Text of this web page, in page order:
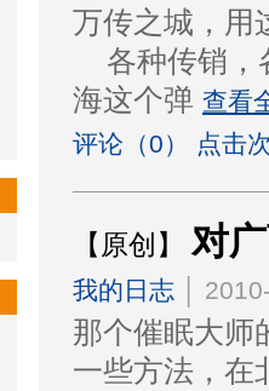
万传之城，用
各种传销，
海这个弹 查看
评论（0） 点击
【原创】 对
我的日志 │
那个催眠大师
一些方法，在